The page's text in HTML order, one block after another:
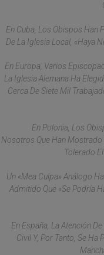
En Cuba, Los Obispos Han
De La Iglesia Local, «haya
En Europa, Varios
La Iglesia Alemana Ha
Cerca De Siete Mil
En Polonia, Los
Nosotros Que Han Mostrado
Tolerado
Un «mea Culpa» Análogo
Admitido Que «se Podría
En España, La Atención
Civil Y, Por Tanto, Se Ha